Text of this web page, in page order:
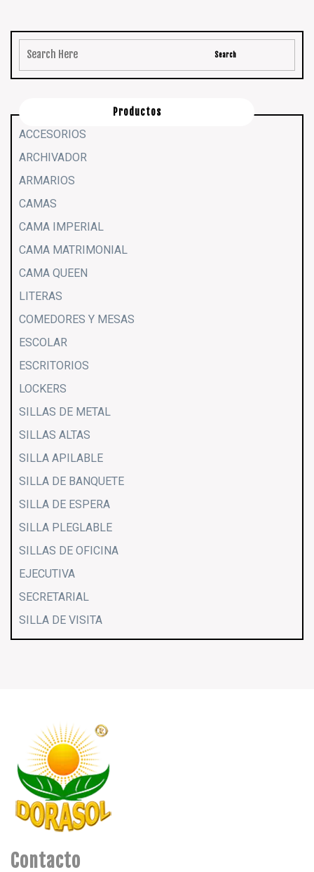
Productos
ACCESORIOS
ARCHIVADOR
ARMARIOS
CAMAS
CAMA IMPERIAL
CAMA MATRIMONIAL
CAMA QUEEN
LITERAS
COMEDORES Y MESAS
ESCOLAR
ESCRITORIOS
LOCKERS
SILLAS DE METAL
SILLAS ALTAS
SILLA APILABLE
SILLA DE BANQUETE
SILLA DE ESPERA
SILLA PLEGLABLE
SILLAS DE OFICINA
EJECUTIVA
SECRETARIAL
SILLA DE VISITA
Contacto